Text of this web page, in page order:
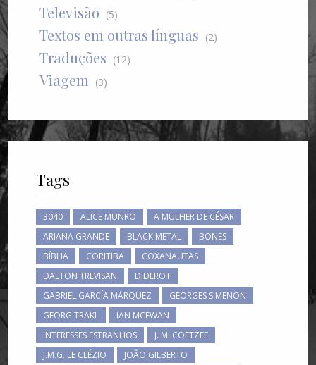
Televisão (5)
Textos em outras línguas (2)
Traduções (12)
Viagem (3)
Tags
3040 ALICE MUNRO
A MULHER DE CÉSAR
ARIANA GRANDE
BLACK METAL
BONES
BÍBLIA
CORITIBA
COXANAUTAS
DALTON TREVISAN
DIDEROT
GABRIEL GARCÍA MÁRQUEZ
GEORGES SIMENON
GEORG TRAKL
IAN MCEWAN
INTERESSES ESTRANHOS
J. M. COETZEE
J.M.G. LE CLÉZIO
JOÃO GILBERTO